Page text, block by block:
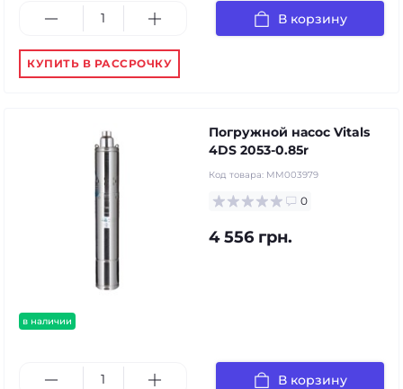
В корзину
КУПИТЬ В РАССРОЧКУ
в наличии
Погружной насос Vitals
4DS 2053-0.85r
Код товара: MM003979
0
4 556 грн.
В корзину